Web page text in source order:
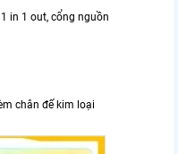
in 1 out, cổng nguồn
chân đế kim loại